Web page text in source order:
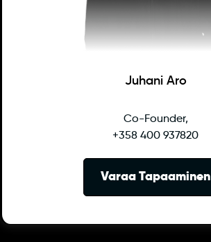
Juhani Aro
Co-Founder,
+358 400 937820
Varaa Tapaaminen